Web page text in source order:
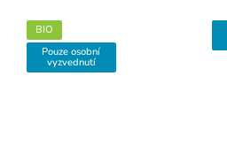
BIO
Pouze osobní
vyzvednutí